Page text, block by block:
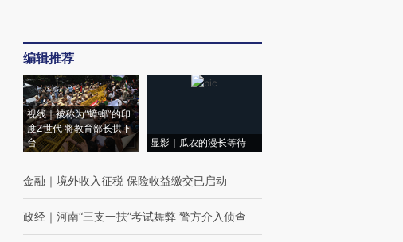
编辑推荐
视线｜被称为“蟑螂”的印
度Z世代 将教育部长拱下
台
显影｜瓜农的漫长等待
金融 ｜ 境外收入征税 保险收益缴交已启动
政经 ｜ 河南“三支一扶”考试舞弊 警方介入侦查